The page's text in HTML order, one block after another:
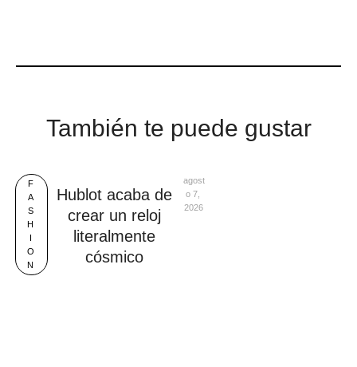
También te puede gustar
F
A
S
H
I
O
N
Hublot acaba de
crear un reloj
literalmente
cósmico
agost
o 7,
2026